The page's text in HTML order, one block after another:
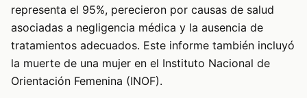
representa el 95%, perecieron por causas de salud
asociadas a negligencia médica y la ausencia de
tratamientos adecuados. Este informe también incluyó
la muerte de una mujer en el Instituto Nacional de
Orientación Femenina (INOF).